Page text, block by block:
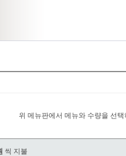
위 메뉴판에서 메뉴와 수량을 선
씩 지불